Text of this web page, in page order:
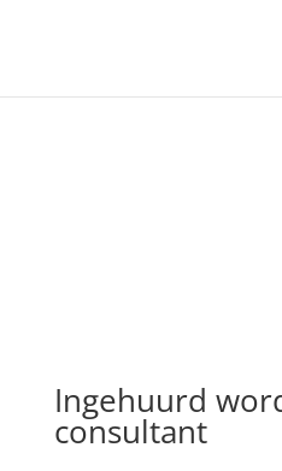
Ingehuurd
consultant